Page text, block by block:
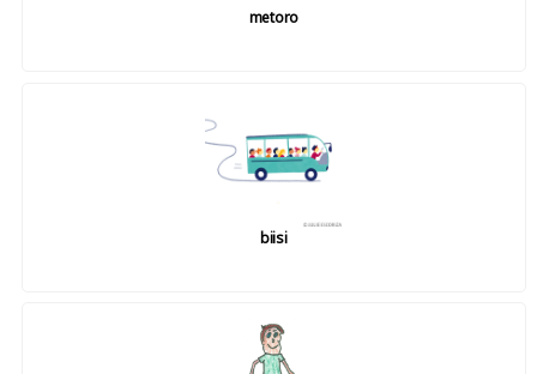
metoro
biisi